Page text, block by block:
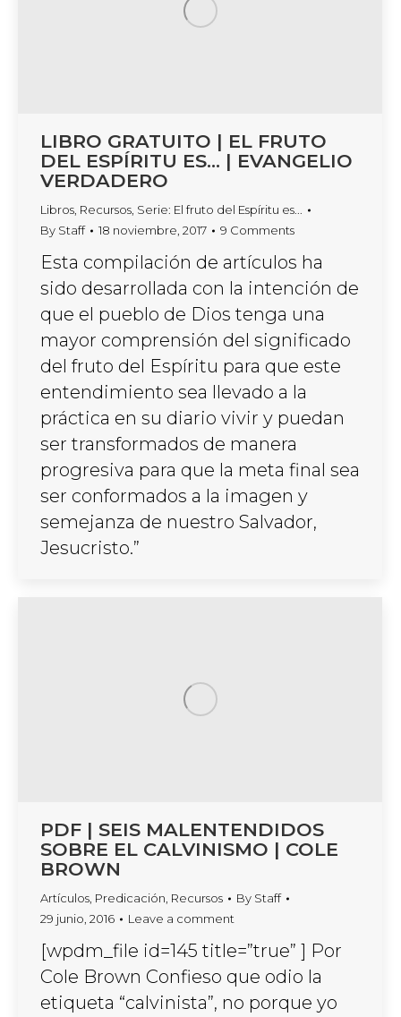
LIBRO GRATUITO | EL FRUTO
DEL ESPÍRITU ES… | EVANGELIO
VERDADERO
Libros Recursos Serie: El fruto del Espíritu es...
By Staff 18 noviembre, 2017 9 Comments
Esta compilación de artículos ha
sido desarrollada con la intención de
que el pueblo de Dios tenga una
mayor comprensión del significado
del fruto del Espíritu para que este
entendimiento sea llevado a la
práctica en su diario vivir y puedan
ser transformados de manera
progresiva para que la meta final sea
ser conformados a la imagen y
semejanza de nuestro Salvador,
Jesucristo.”
PDF | SEIS MALENTENDIDOS
SOBRE EL CALVINISMO | COLE
BROWN
Artículos Predicación Recursos By Staff
29 junio, 2016
Leave a comment
[wpdm_file id=145 title=”true” ] Por
Cole Brown Confieso que odio la
etiqueta “calvinista”, no porque yo